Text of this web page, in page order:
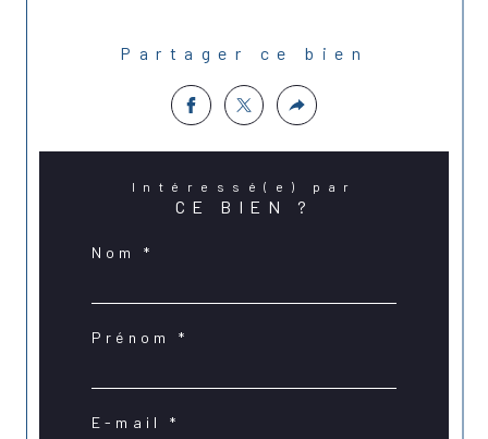
Partager ce bien
Intéressé(e) par
CE BIEN ?
Nom *
Prénom *
E-mail *